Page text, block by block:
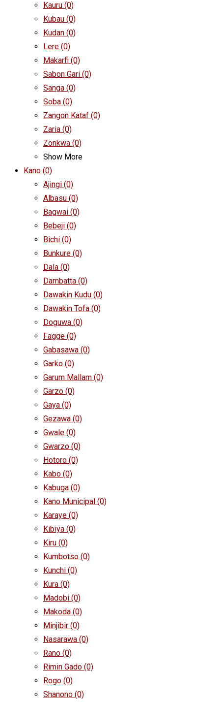
Kauru (0)
Kubau (0)
Kudan (0)
Lere (0)
Makarfi (0)
Sabon Gari (0)
Sanga (0)
Soba (0)
Zangon Kataf (0)
Zaria (0)
Zonkwa (0)
Show More
Kano (0)
Ajingi (0)
Albasu (0)
Bagwai (0)
Bebeji (0)
Bichi (0)
Bunkure (0)
Dala (0)
Dambatta (0)
Dawakin Kudu (0)
Dawakin Tofa (0)
Doguwa (0)
Fagge (0)
Gabasawa (0)
Garko (0)
Garum Mallam (0)
Garzo (0)
Gaya (0)
Gezawa (0)
Gwale (0)
Gwarzo (0)
Hotoro (0)
Kabo (0)
Kabuga (0)
Kano Municipal (0)
Karaye (0)
Kibiya (0)
Kiru (0)
Kumbotso (0)
Kunchi (0)
Kura (0)
Madobi (0)
Makoda (0)
Minjibir (0)
Nasarawa (0)
Rano (0)
Rimin Gado (0)
Rogo (0)
Shanono (0)